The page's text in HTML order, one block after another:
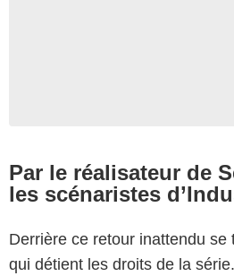
Par le réalisateur de
les scénaristes
Derrière ce retour inattendu se
qui détient les droits de la